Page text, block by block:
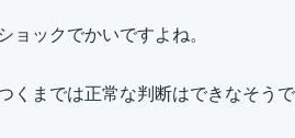
ョックでかいですよね。
くまでは正常な判断はできなそうで